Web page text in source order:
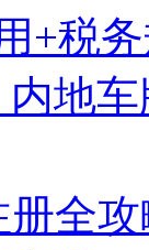
+税
内地
册全